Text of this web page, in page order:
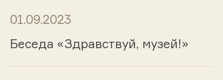
01.09.2023
Беседа «Здравствуй, музей!»